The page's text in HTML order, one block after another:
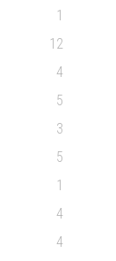
1
12
4
5
3
5
1
4
4